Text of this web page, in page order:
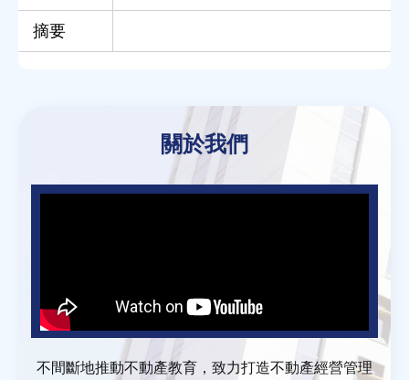
摘要
關於我們
不間斷地推動不動產教育，致力打造不動產經營管理